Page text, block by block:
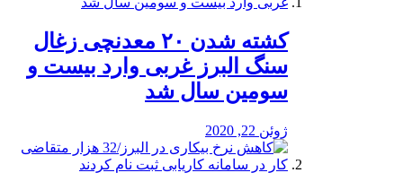
کشته شدن ۲۰ معدنچی زغال
سنگ البرز غربی وارد بیست و
سومین سال شد
ژوئن 22, 2020